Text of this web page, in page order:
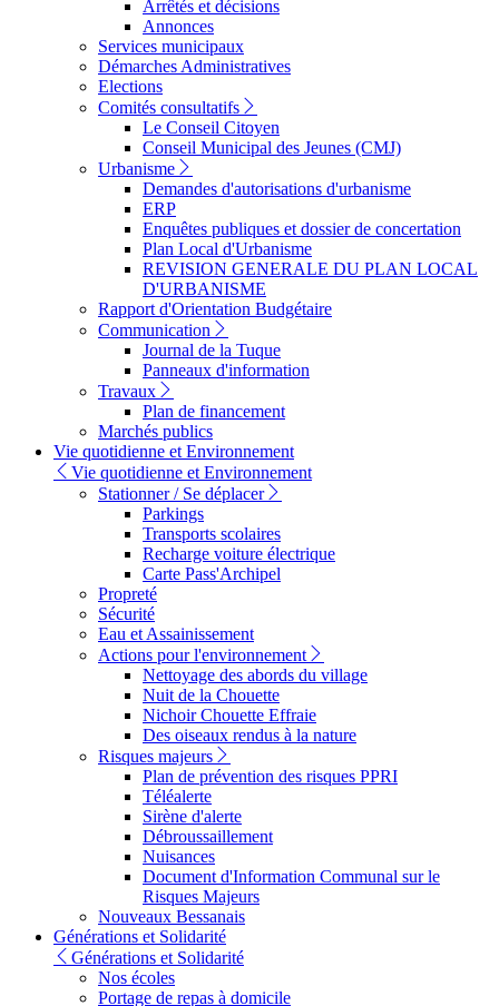
Arrêtés et décisions
Annonces
Services municipaux
Démarches Administratives
Elections
Comités consultatifs
Le Conseil Citoyen
Conseil Municipal des Jeunes (CMJ)
Urbanisme
Demandes d'autorisations d'urbanisme
ERP
Enquêtes publiques et dossier de concertation
Plan Local d'Urbanisme
REVISION GENERALE DU PLAN LOCAL
D'URBANISME
Rapport d'Orientation Budgétaire
Communication
Journal de la Tuque
Panneaux d'information
Travaux
Plan de financement
Marchés publics
Vie quotidienne et Environnement
Vie quotidienne et Environnement
Stationner / Se déplacer
Parkings
Transports scolaires
Recharge voiture électrique
Carte Pass'Archipel
Propreté
Sécurité
Eau et Assainissement
Actions pour l'environnement
Nettoyage des abords du village
Nuit de la Chouette
Nichoir Chouette Effraie
Des oiseaux rendus à la nature
Risques majeurs
Plan de prévention des risques PPRI
Téléalerte
Sirène d'alerte
Débroussaillement
Nuisances
Document d'Information Communal sur le
Risques Majeurs
Nouveaux Bessanais
Générations et Solidarité
Générations et Solidarité
Nos écoles
Portage de repas à domicile